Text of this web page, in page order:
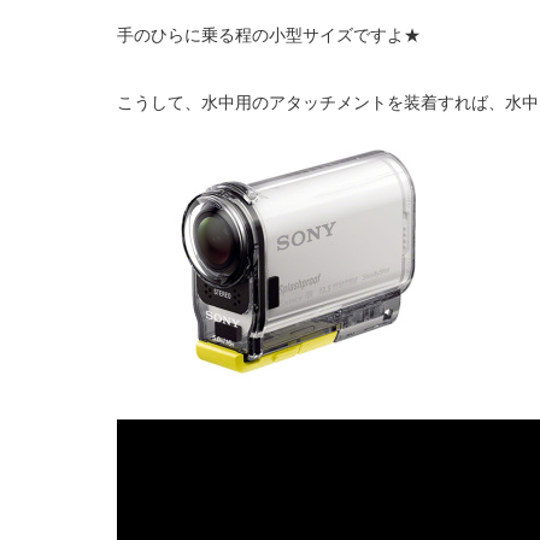
手のひらに乗る程の小型サイズですよ★
こうして、水中用のアタッチメントを装着すれば、水